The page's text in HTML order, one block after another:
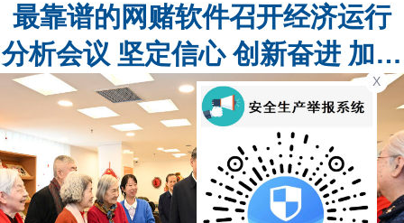
最靠谱的网赌软件召开经济运行
分析会议 坚定信心 创新奋进 加力
加速高质量发展
X